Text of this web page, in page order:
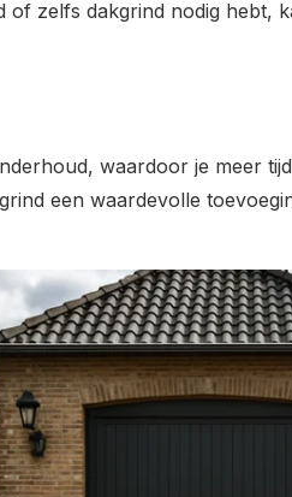
of zelfs dakgrind nodig hebt,
waardoor je meer
een waardevolle